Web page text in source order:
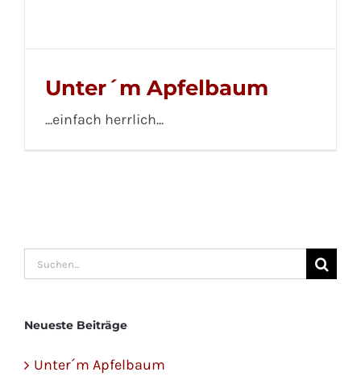
Unter´m Apfelbaum
...einfach herrlich...
Suche
Neueste Beiträge
Unter´m Apfelbaum